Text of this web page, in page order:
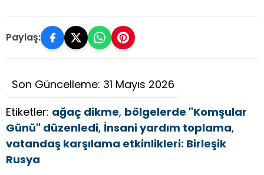
Paylaş:
Son Güncelleme: 31 Mayıs 2026
Etiketler: ağaç dikme, bölgelerde "Komşular
Günü" düzenledi, İnsani yardım toplama,
vatandaş karşılama etkinlikleri: Birleşik
Rusya